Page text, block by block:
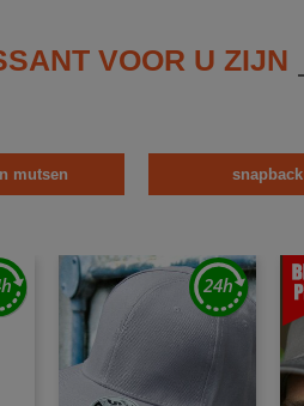
VOOR U ZIJN
mutsen snapback